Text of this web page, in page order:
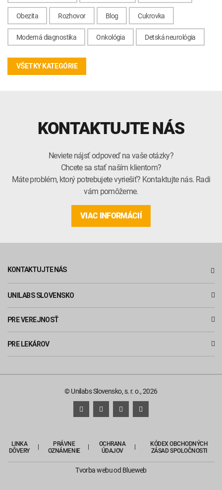
Obezita Rozhovor Blog Cukrovka
Moderná diagnostika Onkológia Detská neurológia
VŠETKY KATEGÓRIE
KONTAKTUJTE NÁS
Neviete nájsť odpoveď na vaše otázky?
Chcete sa stať naším klientom?
Máte problém, ktorý potrebujete vyriešiť? Kontaktujte nás. Radi
vám pomôžeme.
VIAC INFORMÁCIÍ
KONTAKTUJTE NÁS
UNILABS SLOVENSKO
PRE VEREJNOSŤ
PRE LEKÁROV
© Unilabs Slovensko, s. r. o., 2026
LINKA
DÔVERY
PRÁVNE
OZNÁMENIE
OCHRANA
ÚDAJOV
KÓDEX OBCHODNÝCH
ZÁSAD SPOLOČNOSTI
Tvorba webuod Blueweb